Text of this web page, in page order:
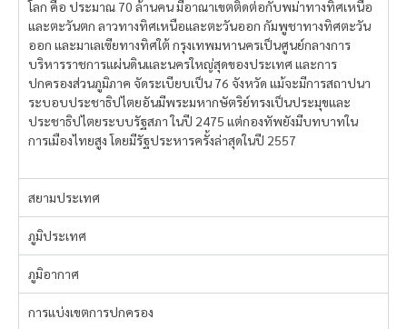
โลก คือ ประมาณ 70 ล้านคน มีอาณาเขตติดต่อกับพม่าทางทิศเหนือ
และตะวันตก ลาวทางทิศเหนือและตะวันออก กัมพูชาทางทิศตะวัน
ออก และมาเลเซียทางทิศใต้ กรุงเทพมหานครเป็นศูนย์กลางการ
บริหารราชการแผ่นดินและนครใหญ่สุดของประเทศ และการ
ปกครองส่วนภูมิภาค จัดระเบียบเป็น 76 จังหวัด แม้จะมีการสถาปนา
ระบอบประชาธิปไตยอันมีพระมหากษัตริย์ทรงเป็นประมุขและ
ประชาธิปไตยระบบรัฐสภา ในปี 2475 แต่กองทัพยังมีบทบาทใน
การเมืองไทยสูง โดยมีรัฐประหารครั้งล่าสุดในปี 2557
สยามประเทศ
ภูมิประเทศ
ภูมิอากาศ
การแบ่งเขตการปกครอง